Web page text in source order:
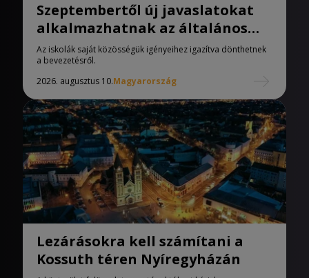
Szeptembertől új javaslatokat
alkalmazhatnak az általános
iskolák
Az iskolák saját közösségük igényeihez igazítva dönthetnek
a bevezetésről.
2026. augusztus 10.Magyarország
Lezárásokra kell számítani a
Kossuth téren Nyíregyházán